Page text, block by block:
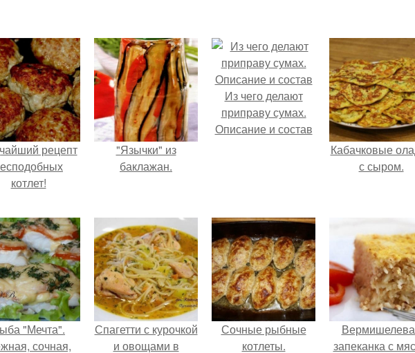
рецепт
котлет!
"Язычки" из
баклажан.
Из чего делают
приправу сумах.
Описание и состав
Кабачковые
с сыром.
"Мечта".
сочная,
Спагетти с курочкой
и овощами в
Сочные рыбные
котлеты.
запеканка с